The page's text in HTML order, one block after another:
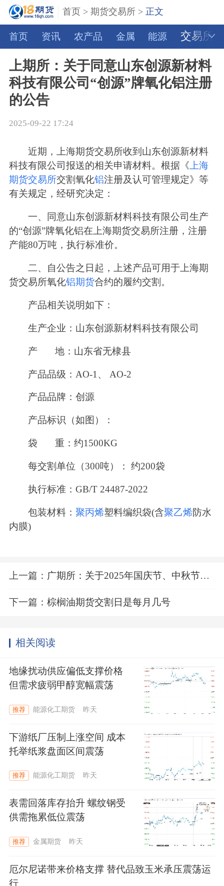
首页 >期货交易所 > 正文
首页 资讯 农产品 金属 能源 交易所
上期所：关于同意山东创源新材料
科技有限公司“创源”牌氧化铝注册
的公告
2025-09-22 17:24
近期，上海期货交易所收到山东创源新材料
科技有限公司报送的相关申请材料。根据《 上海
期货交易所交割氧化铝注册及认可管理规定》等
有关规定，经研究决定：
一、同意山东创源新材料科技有限公司生产
的“创源”牌氧化铝在上海期货交易所注册，注册
产能80万吨，执行标准价。
二、自公告之日起，上述产品可用于上海期
货交易所氧化铝期货合约的履约交割。
产品相关说明如下：
生产企业：山东创源新材料科技有限公司
产 地：山东省无棣县
产品品级：AO-1、 AO-2
产品品牌：创源
产品标识（如图）：
袋 重：约1500KG
每交割单位（300吨）： 约200袋
执行标准：GB/T 24487-2022
包装材料：聚丙烯塑料编织袋(含聚乙烯防水
内膜)
上一篇： 广期所：关于2025年国庆节、中秋节期间交易时间安排的通知
下一篇： 棕榈油期货交割日是每月几号
相关阅读
地缘扰动供应偏低支撑价格
但需求疲弱甲醇宽幅震荡
推荐 能源化工期货 昨天
下游纸厂压制上涨空间 成本
托举纸浆盘面区间震荡
推荐 能源化工期货 昨天
表需回落库存抬升 螺纹钢受
供需拖累低位震荡
推荐 金属期货 昨天
厄尔尼诺带来价格支撑 替代品致玉米承压震荡运
行